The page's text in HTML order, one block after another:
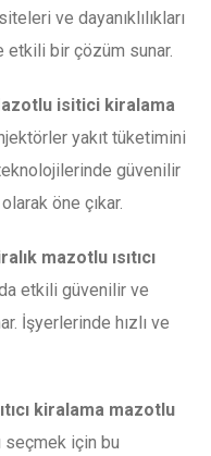
ve dayanıklılıkları
bir çözüm sunar.
isitici kiralama
yakıt tüketimini
güvenilir
öne çıkar.
mazotlu ısıtıcı
etkili güvenilir ve
İşyerlerinde hızlı ve
kiralama mazotlu
seçmek için bu